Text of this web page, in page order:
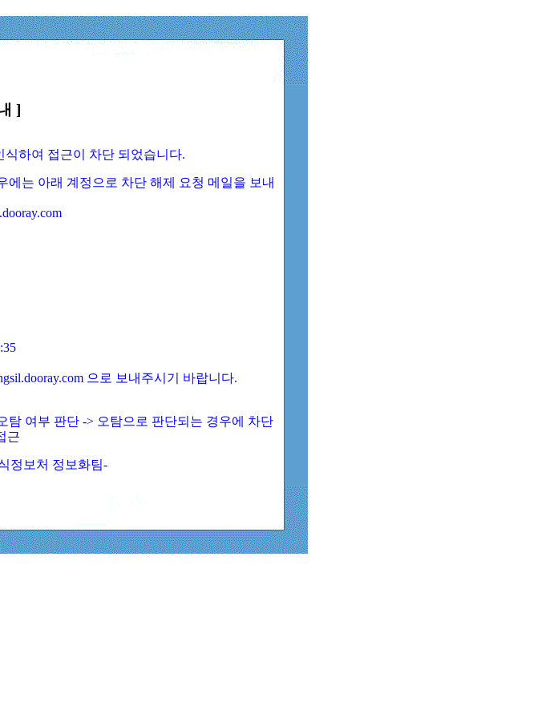
]
하여 접근이 차단 되었습니다.
에는 아래 계정으로 차단 해제 요청 메일을 보내
으로 보내주시기 바랍니다.
탐 여부 판단 -> 오탐으로 판단되는 경우에 차단
근
정보처 정보화팀-